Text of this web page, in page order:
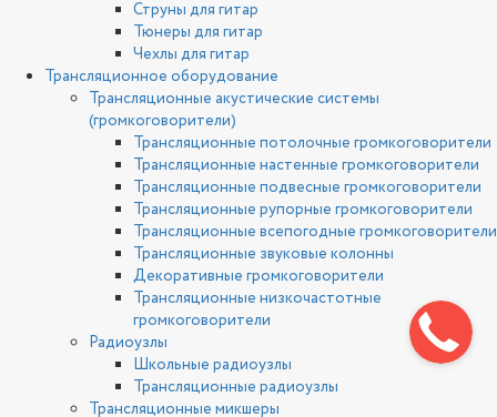
Струны для гитар
Тюнеры для гитар
Чехлы для гитар
Трансляционное оборудование
Трансляционные акустические системы
(громкоговорители)
Трансляционные потолочные громкоговорители
Трансляционные настенные громкоговорители
Трансляционные подвесные громкоговорители
Трансляционные рупорные громкоговорители
Трансляционные всепогодные громкоговорители
Трансляционные звуковые колонны
Декоративные громкоговорители
Трансляционные низкочастотные
громкоговорители
Радиоузлы
Школьные радиоузлы
Трансляционные радиоузлы
Трансляционные микшеры